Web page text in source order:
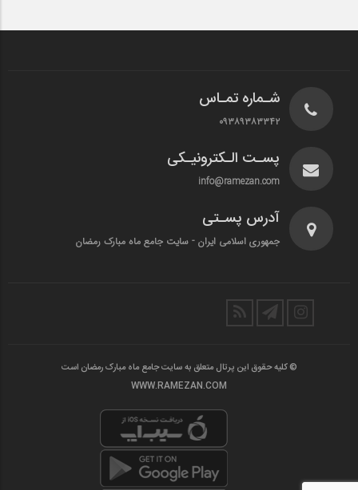
شـماره تمـاس
۰۹۳۸۹۳۸۳۳۴۲
پسـت الـکترونیـکی
info@ramezan.com
آدرس پسـتی
جمهوری اسلامی ایران - سایت جامع ماه مبارک رمضان
© کلیه حقوق این پرتال متعلق به سایت جامع ماه مبارک رمضان است
WWW.RAMEZAN.COM